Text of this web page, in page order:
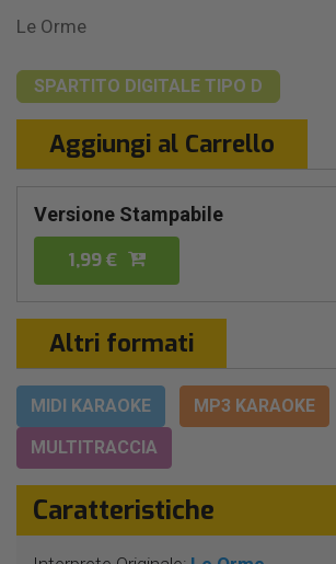
Le Orme
SPARTITO DIGITALE TIPO D
Aggiungi al Carrello
Versione Stampabile
1,99 €
Altri formati
MIDI KARAOKE MP3 KARAOKE
MULTITRACCIA
Caratteristiche